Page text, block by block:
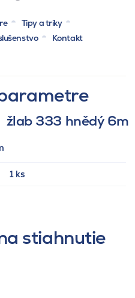
Tipy a triky
Kontakt
žlab 333 hnědý 6m
1 ks
stiahnutie